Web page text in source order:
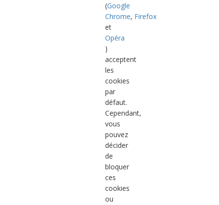
(Google
Chrome, Firefox
et
Opéra
)
acceptent
les
cookies
par
défaut.
Cependant,
vous
pouvez
décider
de
bloquer
ces
cookies
ou